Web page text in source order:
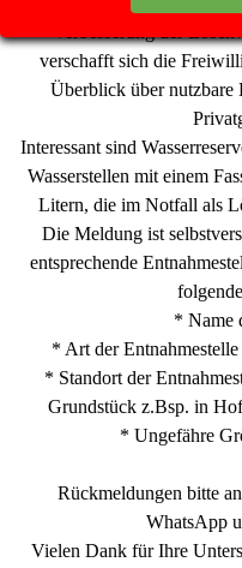
Verbesserung der
verschafft sich die
Überblick über nutzbare
Interessant sind
Wasserstellen mit einem
Litern, die im Notfall als
Die Meldung ist
entsprechende
* Name
* Art der
* Standort der
Grundstück z.Bsp. in
* Ungefähre
Rückmeldungen bitte
WhatsApp
Vielen Dank für Ihre